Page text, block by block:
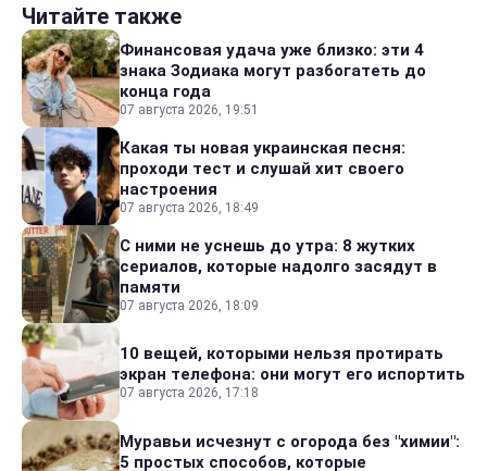
Читайте также
Финансовая удача уже близко: эти 4
знака Зодиака могут разбогатеть до
конца года
07 августа 2026, 19:51
Какая ты новая украинская песня:
проходи тест и слушай хит своего
настроения
07 августа 2026, 18:49
С ними не уснешь до утра: 8 жутких
сериалов, которые надолго засядут в
памяти
07 августа 2026, 18:09
10 вещей, которыми нельзя протирать
экран телефона: они могут его испортить
07 августа 2026, 17:18
Муравьи исчезнут с огорода без "химии":
5 простых способов, которые